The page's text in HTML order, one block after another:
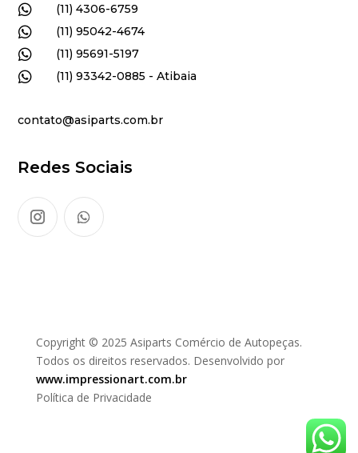
 (11) 4306-6759
 (11) 95042-4674
 (11) 95691-5197
 (11) 93342-0885 - Atibaia
contato@asiparts.com.br
Redes Sociais
Copyright © 2025 Asiparts Comércio de Autopeças.
Todos os direitos reservados. Desenvolvido por
www.impressionart.com.br
Política de Privacidade